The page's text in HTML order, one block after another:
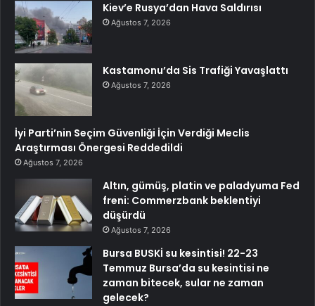
Kiev’e Rusya’dan Hava Saldırısı
Ağustos 7, 2026
Kastamonu’da Sis Trafiği Yavaşlattı
Ağustos 7, 2026
İyi Parti’nin Seçim Güvenliği İçin Verdiği Meclis
Araştırması Önergesi Reddedildi
Ağustos 7, 2026
Altın, gümüş, platin ve paladyuma Fed
freni: Commerzbank beklentiyi
düşürdü
Ağustos 7, 2026
Bursa BUSKİ su kesintisi! 22-23
Temmuz Bursa’da su kesintisi ne
zaman bitecek, sular ne zaman
gelecek?